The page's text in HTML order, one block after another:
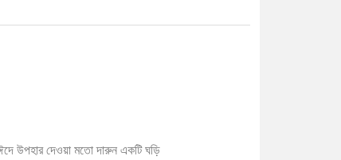
উপহার দেওয়া মতো দারুন একটি ঘড়ি